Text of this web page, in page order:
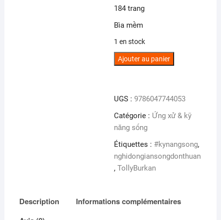
184 trang
Bìa mềm
1 en stock
quantité
-
Sống
đơn
thuần
Ajouter au panier
UGS :9786047744053
Catégorie : Ứng xử & kỹ
năng sống
Étiquettes : #kynangsong,
nghidongiansongdonthuan
,TollyBurkan
Description
Informations complémentaires